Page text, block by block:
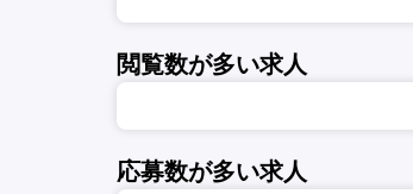
閲覧数が多い求人
応募数が多い求人